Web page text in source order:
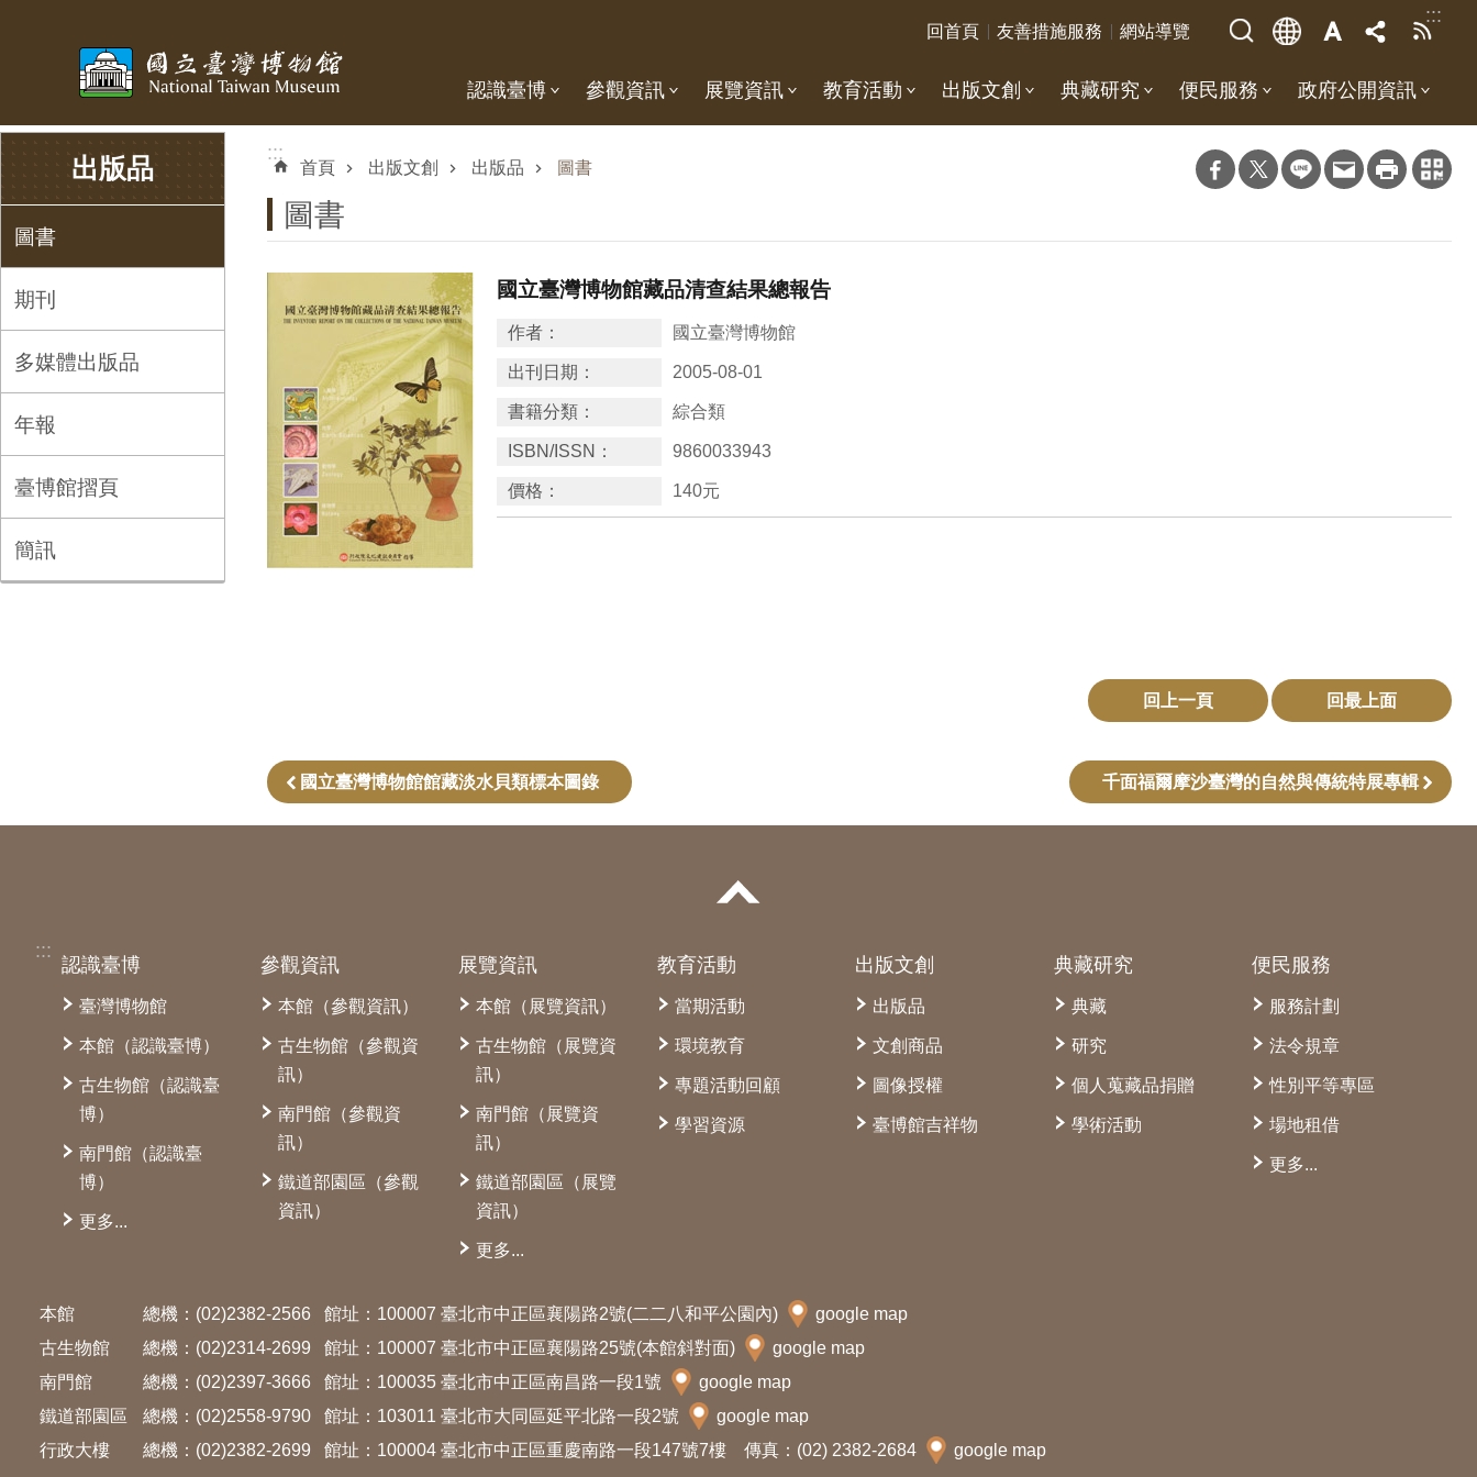
:::
回首頁 友善措施服務 網站導覽
認識臺博 參觀資訊 展覽資訊 教育活動 出版文創 典藏研究 便民服務 政府公開資訊
出版品
圖書
期刊
多媒體出版品
年報
臺博館摺頁
簡訊
:::
首頁 出版文創 出版品 圖書
圖書
國立臺灣博物館藏品清查結果總報告
作者： 國立臺灣博物館
出刊日期： 2005-08-01
書籍分類： 綜合類
ISBN/ISSN： 9860033943
價格： 140元
回上一頁 回最上面
國立臺灣博物館館藏淡水貝類標本圖錄 千面福爾摩沙臺灣的自然與傳統特展專輯
:::
認識臺博
臺灣博物館
本館（認識臺博）
古生物館（認識臺
博）
南門館（認識臺
博）
更多...
參觀資訊
本館（參觀資訊）
古生物館（參觀資
訊）
南門館（參觀資
訊）
鐵道部園區（參觀
資訊）
展覽資訊
本館（展覽資訊）
古生物館（展覽資
訊）
南門館（展覽資
訊）
鐵道部園區（展覽
資訊）
更多...
教育活動
當期活動
環境教育
專題活動回顧
學習資源
出版文創
出版品
文創商品
圖像授權
臺博館吉祥物
典藏研究
典藏
研究
個人蒐藏品捐贈
學術活動
便民服務
服務計劃
法令規章
性別平等專區
場地租借
更多...
本館 總機：(02)2382-2566 館址：100007 臺北市中正區襄陽路2號(二二八和平公園內)
google map
古生物館
總機：(02)2314-2699 館址：100007 臺北市中正區襄陽路25號(本館斜對面)
google map
南門館
總機：(02)2397-3666 館址：100035 臺北市中正區南昌路一段1號
google map
鐵道部園區
總機：(02)2558-9790 館址：103011 臺北市大同區延平北路一段2號
google map
行政大樓
總機：(02)2382-2699 館址：100004 臺北市中正區重慶南路一段147號7樓 傳真：(02) 2382-2684 google map